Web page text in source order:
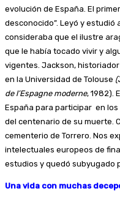
evolución de España. El
desconocido”. Leyó y
consideraba que el ilustre
que le había tocado vivir y
vigentes. Jackson,
en la Universidad de Tolouse (
de l’Espagne moderne, 1982).
España para participar en
del centenario de su muerte.
cementerio de Torrero. Nos
intelectuales europeos de
estudios y quedó subyugado
Una vida con muchas